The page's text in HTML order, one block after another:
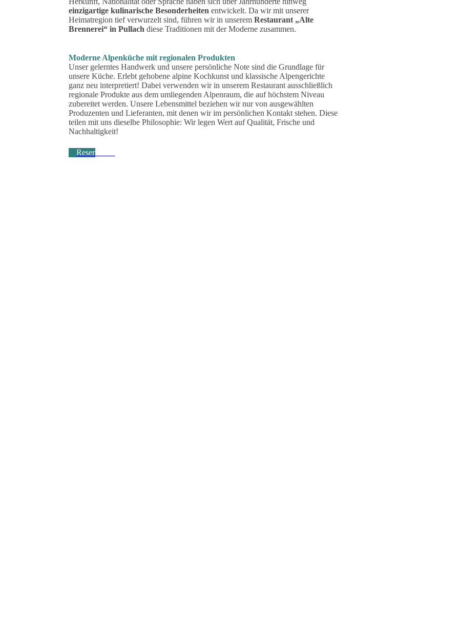
einzigartige kulinarische Besonderheiten entwickelt. Da wir mit unserer
Heimatregion tief verwurzelt sind, führen wir in unseremRestaurant „Alte
Brennerei“ in Pullach diese Traditionen mit der Moderne zusammen.
Moderne Alpenküche mit regionalen Produkten
Unser gelerntes Handwerk und unsere persönliche Note sind die Grundlage für
unsere Küche. Erlebt gehobene alpine Kochkunst und klassische Alpengerichte
ganz neu interpretiert! Dabei verwenden wir in unserem Restaurant ausschließlich
regionale Produkte aus dem umliegenden Alpenraum, die auf höchstem Niveau
zubereitet werden. Unsere Lebensmittel beziehen wir nur von ausgewählten
Produzenten und Lieferanten, mit denen wir im persönlichen Kontakt stehen. Diese
teilen mit uns dieselbe Philosophie: Wir legen Wert auf Qualität, Frische und
Nachhaltigkeit!
Reservieren